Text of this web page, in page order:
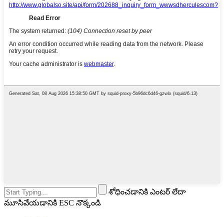
శోధించడానికి ఎంటర్ లేదా
మూసివేయడానికి ESC నొక్కండి